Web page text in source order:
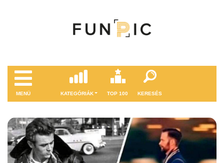
MENÜ KATEGÓRIÁK TOP 100 KERESÉS